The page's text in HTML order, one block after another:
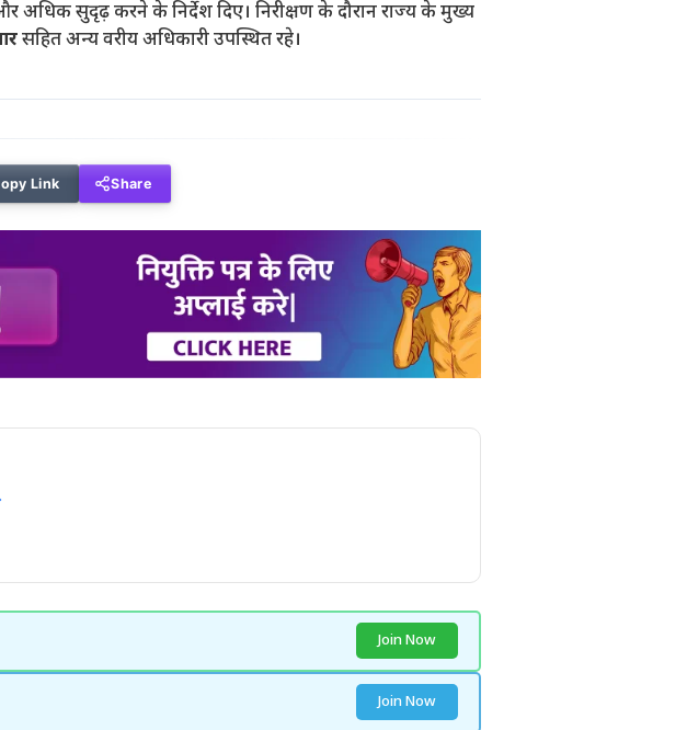
अधिक सुदृढ़ करने के निर्देश दिए। निरीक्षण के दौरान राज्य के मुख्य
सहित अन्य वरीय अधिकारी उपस्थित रहे।
Link Share
Join Now
Join Now